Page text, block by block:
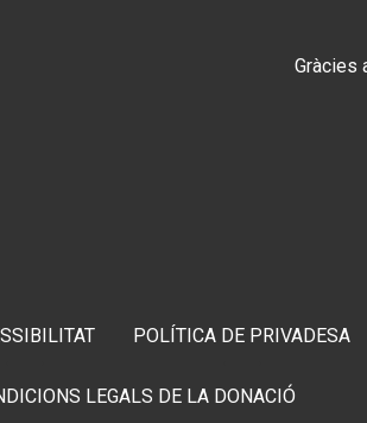
Gràcies
POLÍTICA DE PRIVADESA
LEGALS DE LA DONACIÓ